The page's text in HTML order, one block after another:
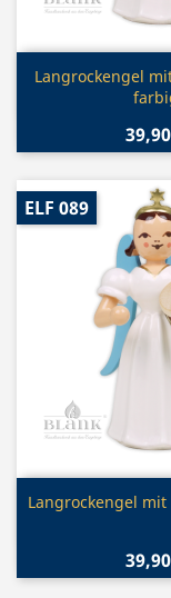

Langrockengel

Langrockengel
ELF 089